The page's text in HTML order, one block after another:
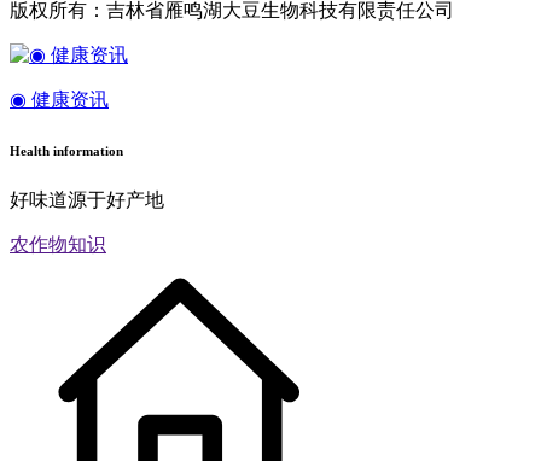
版权所有：吉林省雁鸣湖大豆生物科技有限责任公司
◉ 健康资讯
Health information
好味道源于好产地
农作物知识